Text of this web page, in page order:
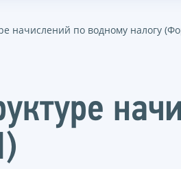
начислений по водному налогу